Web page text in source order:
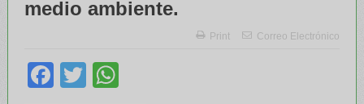
medio ambiente.
Print Correo Electrónico
Facebook
Twitter